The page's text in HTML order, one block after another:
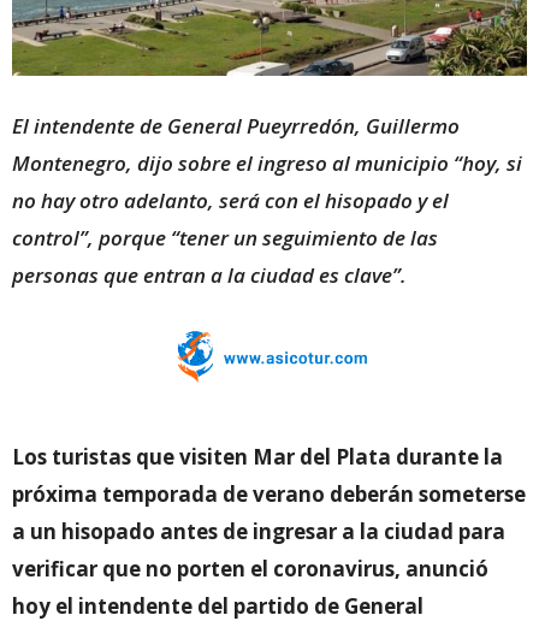
El intendente de General Pueyrredón, Guillermo
Montenegro, dijo sobre el ingreso al municipio “hoy, si
no hay otro adelanto, será con el hisopado y el
control”, porque “tener un seguimiento de las
personas que entran a la ciudad es clave”.
Los turistas que visiten Mar del Plata durante la
próxima temporada de verano deberán someterse
a un hisopado antes de ingresar a la ciudad para
verificar que no porten el coronavirus, anunció
hoy el intendente del partido de General